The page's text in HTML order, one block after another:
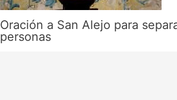
Oración a San Alejo para
personas